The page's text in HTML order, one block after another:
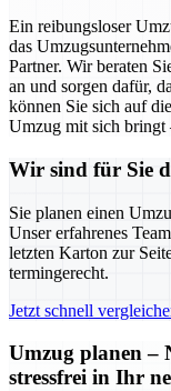
Ein reibungsloser
das
Partner. Wir beraten
an und sorgen dafür,
können Sie sich auf
Umzug mit sich bringt
Wir sind für Sie
Sie planen einen
Unser erfahrenes
letzten Karton zur
termingerecht.
Jetzt schnell
Umzug planen –
stressfrei in Ihr